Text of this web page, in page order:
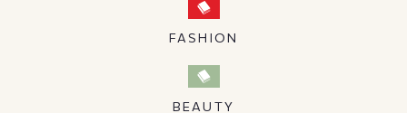
FASHION
BEAUTY